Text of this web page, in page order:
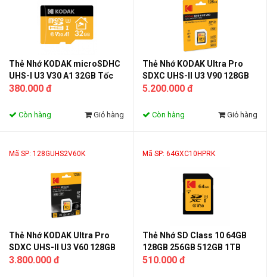
Thẻ Nhớ KODAK microSDHC
UHS-I U3 V30 A1 32GB Tốc
Độ Cao Cho Điện Thoại,
Quay Video 4K
380.000 đ
Còn hàng Giỏ hàng
Thẻ Nhớ KODAK Ultra Pro
SDXC UHS-II U3 V90 128GB
Tốc Độ Cao Cho Máy Ảnh
4K 8K
5.200.000 đ
Còn hàng Giỏ hàng
Mã SP: 128GUHS2V60K
Thẻ Nhớ KODAK Ultra Pro
SDXC UHS-II U3 V60 128GB
300MB/s – Thẻ SD Tốc Độ
3.800.000 đ
Mã SP: 64GXC10HPRK
Thẻ Nhớ SD Class 10 64GB
128GB 256GB 512GB 1TB
Tốc Độ Cao – Thẻ Nhớ Máy
510.000 đ